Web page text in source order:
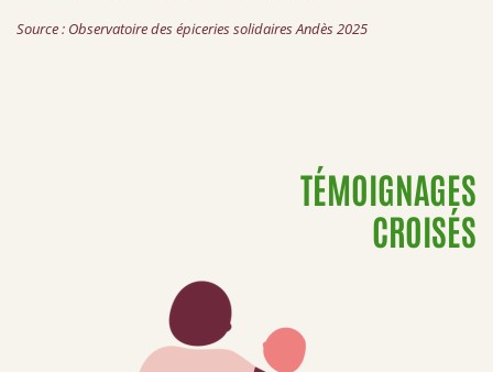
Source : Observatoire des épiceries solidaires Andès 2025
TÉMOIGNAGES
CROISÉS